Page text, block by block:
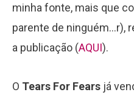
minha fonte, mais que
parente de ninguém…r),
a publicação (AQUI).
O Tears For Fears já